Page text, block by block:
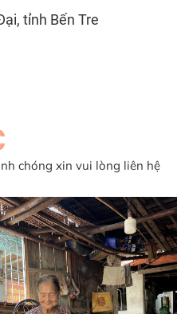
tỉnh Bến Tre
chóng xin vui lòng liên hệ